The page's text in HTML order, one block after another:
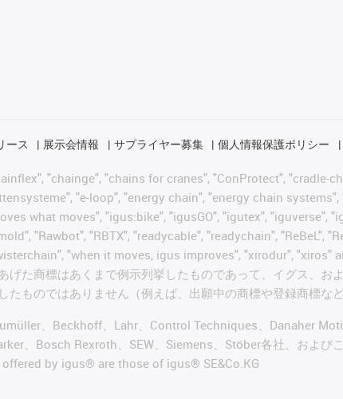
ース 展示会情報 サプライヤー募集 個人情報保護ポリシー
"chainge", "chains for cranes", "ConProtect", "cradle-
"e-loop", "energy chain", "energy chain
what moves", "igus:bike", "igusGO", "igutex", "iguverse",
"Rawbot", "RBTX", "readycable", "readychain", "ReBeL",
"when it moves, igus improves", "xirodur", "xiros"
げた商標はあくまで例示列挙したものであって、イグス、
ものではありません（例えば、出願中の商標や登録商標など
、Beckhoff、Lahr、Control Techniques、Danaher
、Bosch Rexroth、SEW、Siemens、Stöber各社、およ
by igus® are those of igus® SE&Co.KG